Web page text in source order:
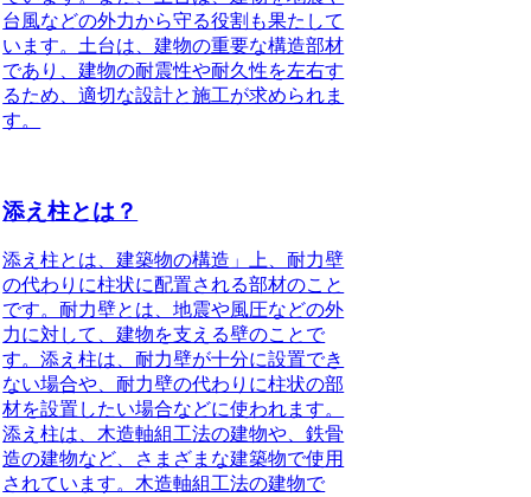
台風などの外力から守る役割も果たして
います。土台は、建物の重要な構造部材
であり、建物の耐震性や耐久性を左右す
るため、適切な設計と施工が求められま
す。
添え柱とは？
添え柱とは、建築物の構造」上、耐力壁
の代わりに柱状に配置される部材のこと
です。耐力壁とは、地震や風圧などの外
力に対して、建物を支える壁のことで
す。添え柱は、耐力壁が十分に設置でき
ない場合や、耐力壁の代わりに柱状の部
材を設置したい場合などに使われます。
添え柱は、木造軸組工法の建物や、鉄骨
造の建物など、さまざまな建築物で使用
されています。木造軸組工法の建物で